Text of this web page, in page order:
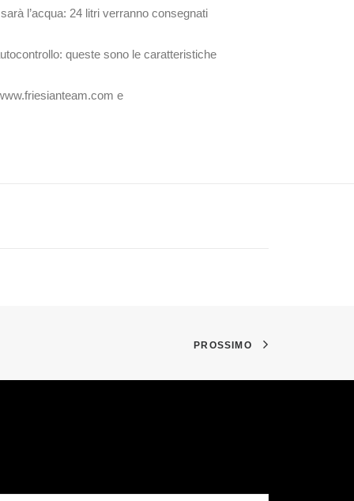
l’acqua: 24 litri verranno consegnati
queste sono le caratteristiche
e
PROSSIMO